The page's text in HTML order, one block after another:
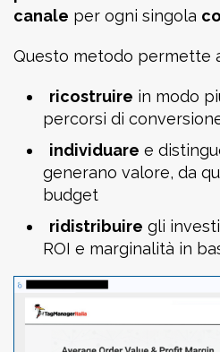
canale per ogni singola
Questo metodo permette
ricostruire in modo
percorsi di
individuare e
generano valore, da
budget
ridistribuire gli
ROI e marginalità in